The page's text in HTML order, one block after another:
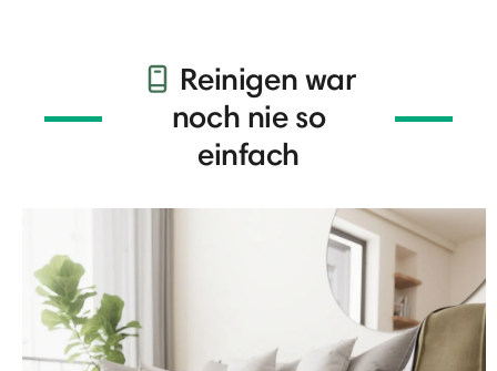
Reinigen war
noch nie so
einfach